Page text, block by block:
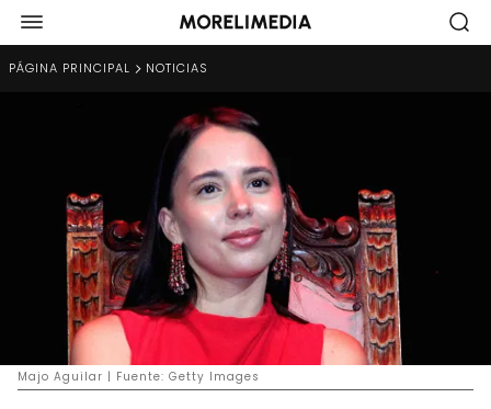
PÁGINA PRINCIPAL NOTICIAS
Majo Aguilar | Fuente: Getty Images